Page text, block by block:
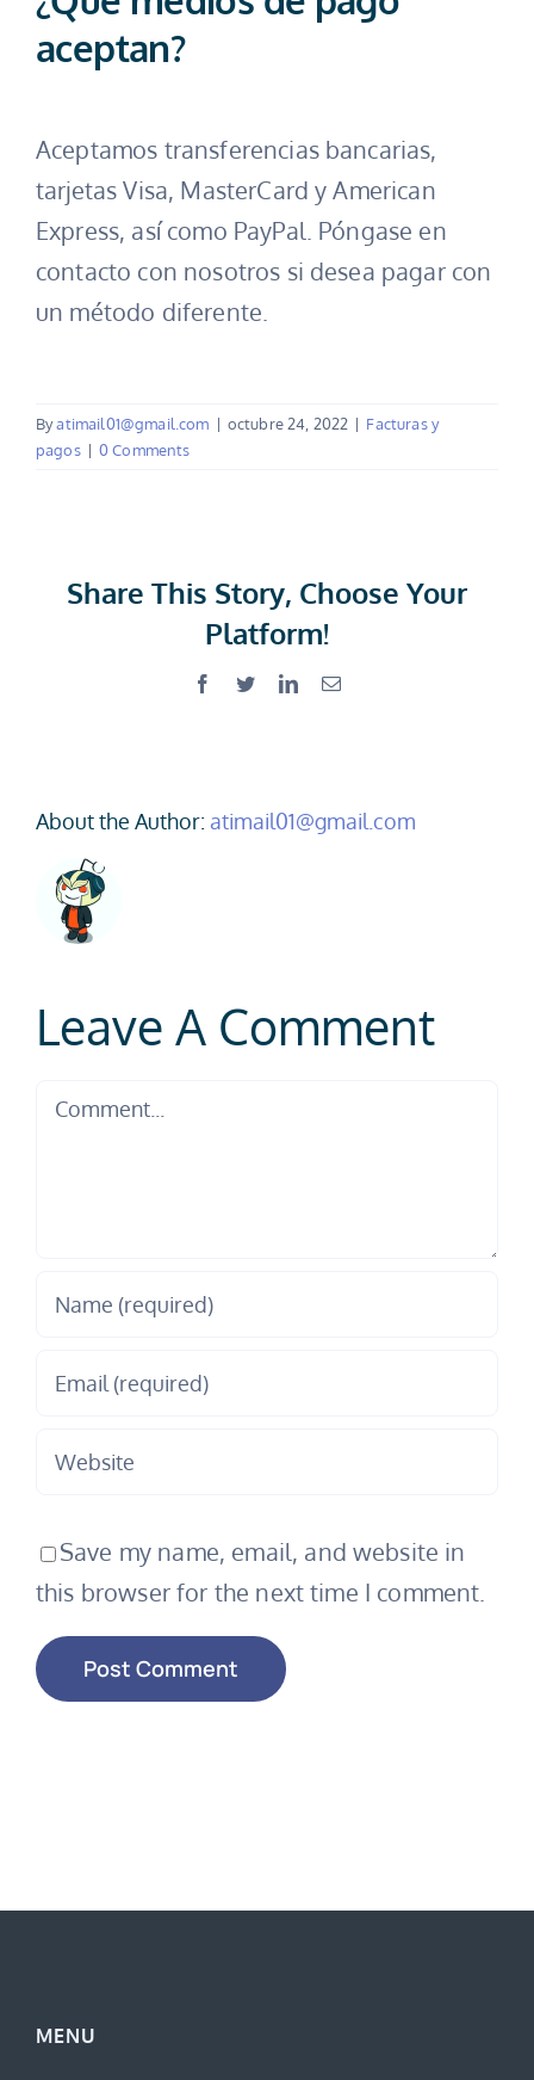
aceptan?
Aceptamos transferencias bancarias,
tarjetas Visa, MasterCard y American
Express, así como PayPal. Póngase en
contacto con nosotros si desea pagar con
un método diferente.
Byatimail01@gmail.com | octubre 24, 2022 | Facturas y
pagos | 0 Comments
Share This Story, Choose Your
Platform!
Facebook
TwitterLinkedInEmail
About the Author: atimail01@gmail.com
Leave A Comment
Comment
Save my name, email, and website in
this browser for the next time I comment.
MENU